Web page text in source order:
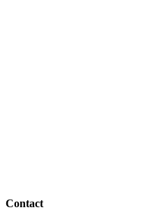
Contact